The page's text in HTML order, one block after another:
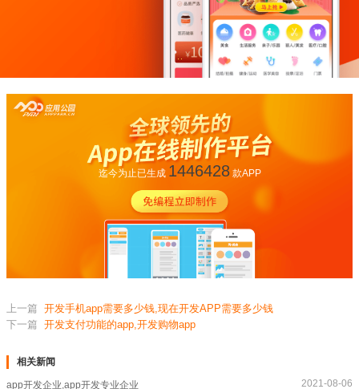
迄今为止已生成 1446428款APP
上一篇 开发手机app需要多少钱,现在开发APP需要多少钱
下一篇 开发支付功能的app,开发购物app
相关新闻
app开发企业,app开发专业企业 2021-08-06